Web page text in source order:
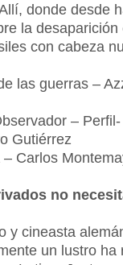
donde desde
la desaparición
con cabeza
las guerras –
–
Gutiérrez
Carlos
no
y cineasta
un lustro ha